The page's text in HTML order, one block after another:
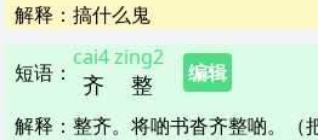
解释 ： 搞什么鬼
短语 ： 齐
cai4
整
zing2
编辑
解释 ： 整齐。将啲书沓齐整啲。（